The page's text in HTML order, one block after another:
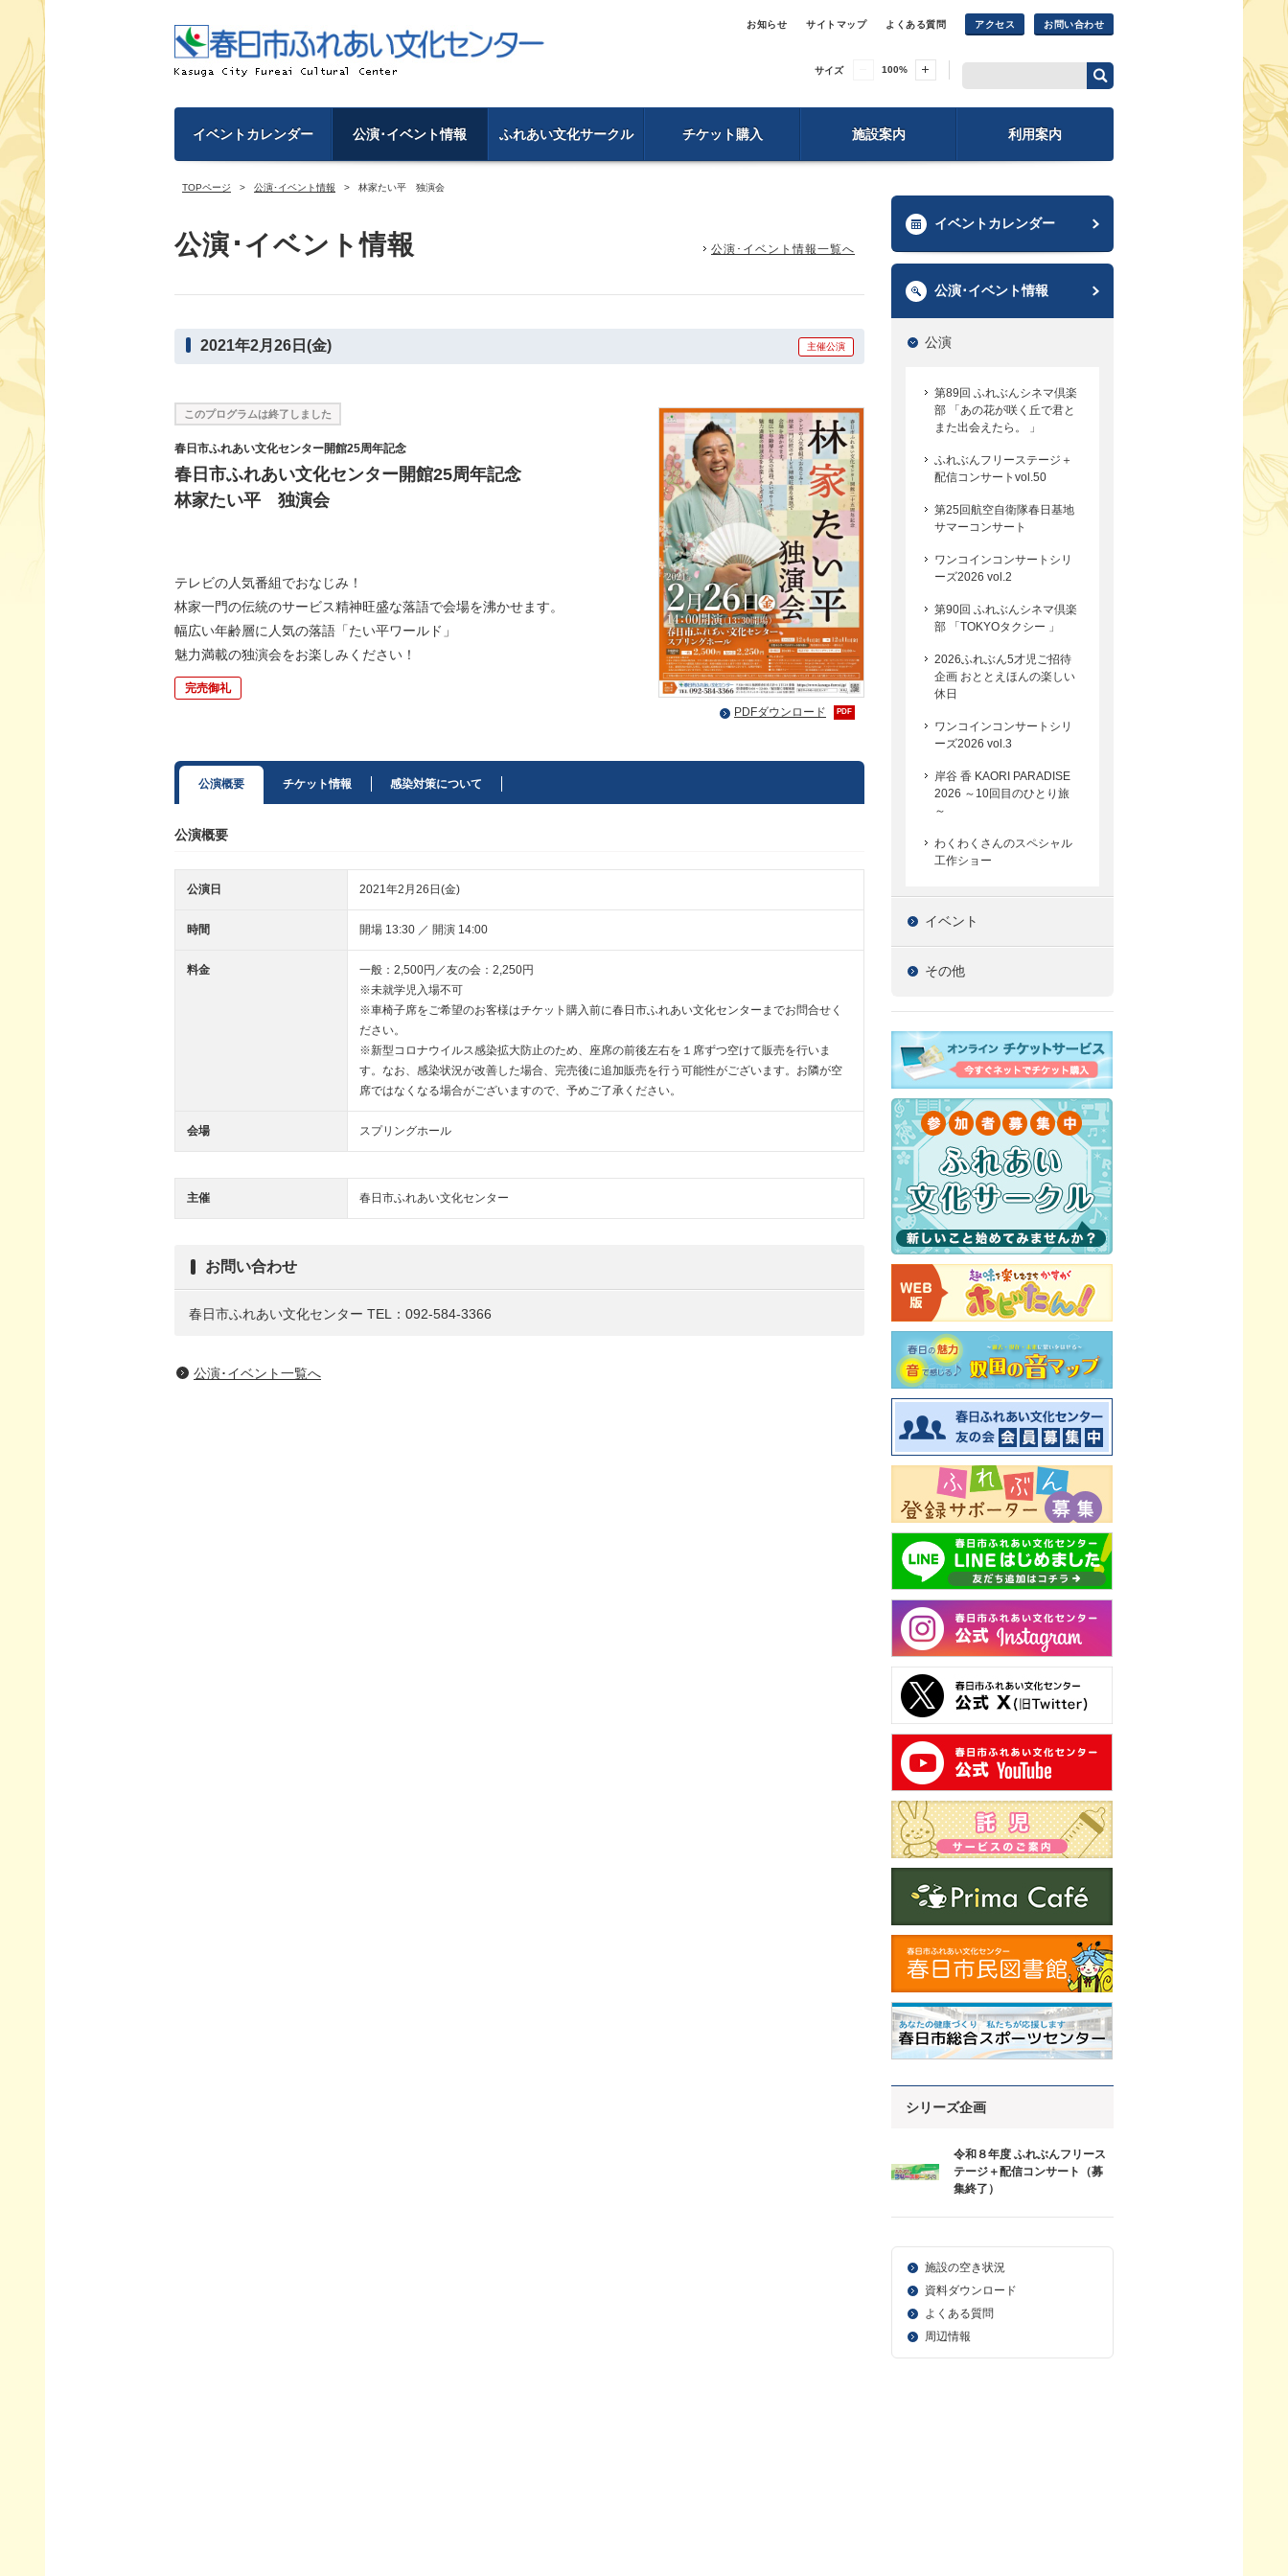
お知らせ サイトマップ よくある質問 アクセス お問い合わせ
サイズ 100%
イベントカレンダー 公演･イベント情報 ふれあい文化サークル チケット購入 施設案内 利用案内
TOPページ 公演･イベント情報 林家たい平 独演会
公演･イベント情報 公演･イベント情報一覧へ
2021年2月26日(金) 主催公演
このプログラムは終了しました
春日市ふれあい文化センター開館25周年記念
春日市ふれあい文化センター開館25周年記念
林家たい平 独演会
テレビの人気番組でおなじみ！
林家一門の伝統のサービス精神旺盛な落語で会場を沸かせます。
幅広い年齢層に人気の落語「たい平ワールド」
魅力満載の独演会をお楽しみください！
完売御礼
PDFダウンロード
PDF
公演概要 チケット情報 感染対策について
公演概要
公演日 2021年2月26日(金)
時間 開場 13:30 ／ 開演 14:00
料金
一般：2,500円／友の会：2,250円
※未就学児入場不可
※車椅子席をご希望のお客様はチケット購入前に春日市ふれあい文化センターまでお問合せく
ださい。
※新型コロナウイルス感染拡大防止のため、座席の前後左右を１席ずつ空けて販売を行いま
す。なお、感染状況が改善した場合、完売後に追加販売を行う可能性がございます。お隣が空
席ではなくなる場合がございますので、予めご了承ください。
会場 スプリングホール
主催 春日市ふれあい文化センター
お問い合わせ
春日市ふれあい文化センター TEL：092-584-3366
公演･イベント一覧へ
イベントカレンダー
公演･イベント情報
公演
第89回 ふれぶんシネマ倶楽
部 「あの花が咲く丘で君と
また出会えたら。 」
ふれぶんフリーステージ＋
配信コンサートvol.50
第25回航空自衛隊春日基地
サマーコンサート
ワンコインコンサートシリ
ーズ2026 vol.2
第90回 ふれぶんシネマ倶楽
部 「TOKYOタクシー 」
2026ふれぶん5才児ご招待
企画 おととえほんの楽しい
休日
ワンコインコンサートシリ
ーズ2026 vol.3
岸谷 香 KAORI PARADISE
2026 ～10回目のひとり旅
～
わくわくさんのスペシャル
工作ショー
イベント
その他
シリーズ企画
令和８年度 ふれぶんフリース
テージ＋配信コンサート（募
集終了）
施設の空き状況
資料ダウンロード
よくある質問
周辺情報